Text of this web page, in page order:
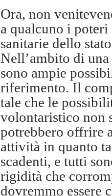
Ora, non
a qualcuno i poteri
sanitarie dello
Nell’ambito di
sono ampie
riferimento. Il
tale che le
volontaristico non
potrebbero offrire
attività in quanto
scadenti, e tutti
rigidità che
dovremmo essere